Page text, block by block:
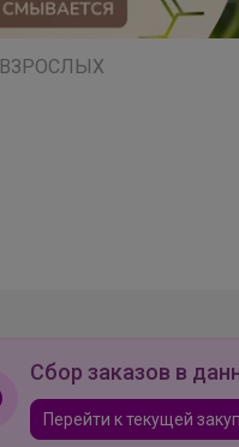
Сбор заказов в
Перейти к текущей